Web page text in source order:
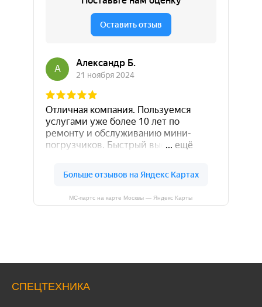
МС-партс на карте Москвы — Яндекс Карты
СПЕЦТЕХНИКА